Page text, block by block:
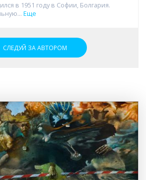
в 1951 году в Софии, Болгария.
Еще
СЛЕДУЙ ЗА АВТОРОМ